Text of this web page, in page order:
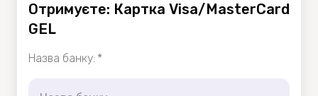
Отримуєте: Картка Visa/MasterCard
GEL
Назва банку: *